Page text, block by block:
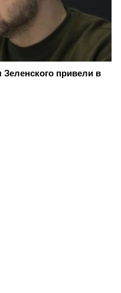
привели в